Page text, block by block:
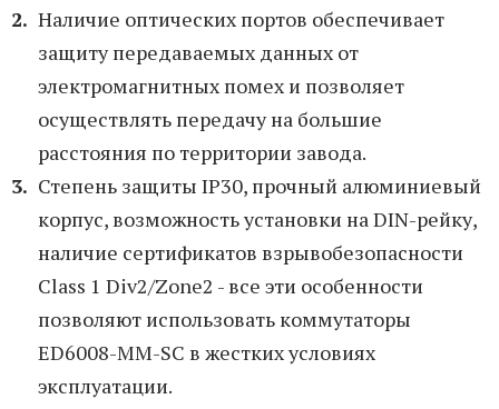
Наличие оптических портов обеспечивает
защиту передаваемых данных от
электромагнитных помех и позволяет
осуществлять передачу на большие
расстояния по территории завода.
Степень защиты IP30, прочный алюминиевый
корпус, возможность установки на DIN-рейку,
наличие сертификатов взрывобезопасности
Class 1 Div2/Zone2 - все эти особенности
позволяют использовать коммутаторы
ED6008-MM-SC в жестких условиях
эксплуатации.